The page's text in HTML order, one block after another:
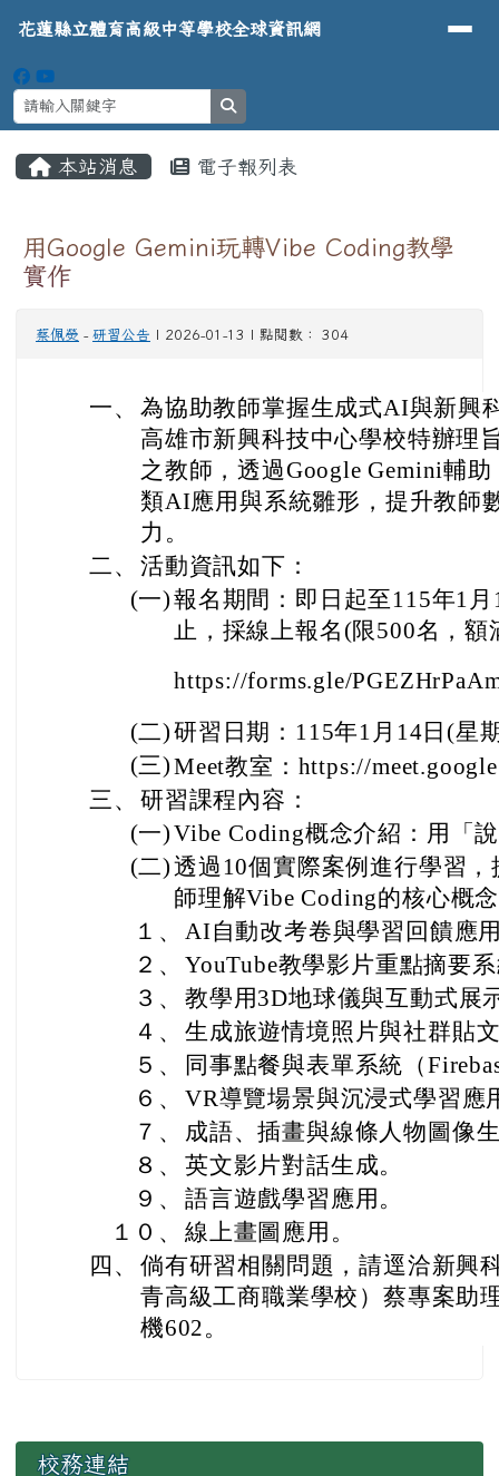
花蓮縣立體育高級中等學校全球資
導覽列
花蓮縣立體育高級中等學校全球資訊網
本站消息 電子報列表
用Google Gemini玩轉Vibe Coding教學
實作
蔡佩熒 - 研習公告 | 2026-01-13 | 點閱數： 304
一、 為協助教師掌握生成式AI與新興
高雄市新興科技中心學校特辦理
之教師，透過Google Gemini輔
類AI應用與系統雛形，提升教師
力。
二、 活動資訊如下：
(一)報名期間：即日起至115年1
止，採線上報名 (限500名，額
https://forms.gle/
(二)研習日期：115年1月14日(星
(三)Meet教室：https://
三、 研習課程內容：
(一)Vibe Coding概念介紹：用「
(二)透過10個實際案例進行學習
師理解Vibe Coding的核心概
１、 AI自動改考卷與學習回饋應
２、 YouTube教學影片重點摘要
３、 教學用3D地球儀與互動式展
４、 生成旅遊情境照片與社群貼
５、
同事點餐與表單系統（
６、 VR導覽場景與沉浸式學習應
７、
成語、插畫與線條人物圖像
８、 英文影片對話生成。
９、 語言遊戲學習應用。
１０、 線上畫圖應用。
四 、 倘有研習相關問題，請逕洽新興
青高級工商職業學校）蔡專案助
機602。
左邊區域內容
校務連結